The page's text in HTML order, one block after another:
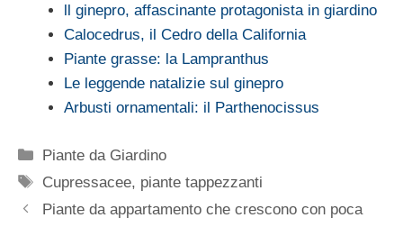
ll ginepro, affascinante protagonista in giardino
Calocedrus, il Cedro della California
Piante grasse: la Lampranthus
Le leggende natalizie sul ginepro
Arbusti ornamentali: il Parthenocissus
Categorie
Piante da Giardino
Tag
Cupressacee, piante tappezzanti
Piante da appartamento che crescono con poca